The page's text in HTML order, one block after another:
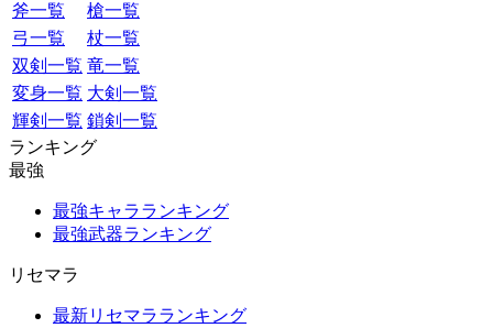
斧一覧
槍一覧
弓一覧
杖一覧
双剣一覧 竜一覧
変身一覧 大剣一覧
輝剣一覧 鎖剣一覧
ランキング
最強
最強キャラランキング
最強武器ランキング
リセマラ
最新リセマラランキング